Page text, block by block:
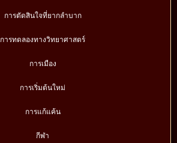
การตัดสินใจที่ยากลำบาก
การทดลองทางวิทยาศาสตร์
การเมือง
การเริ่มต้นใหม่
การแก้แค้น
กีฬา